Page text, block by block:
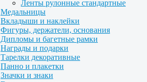
Ленты рулонные стандартные
Медальницы
Вкладыши и наклейки
Фигуры, держатели, основания
Дипломы и багетные рамки
Награды и подарки
Тарелки декоративные
Панно и плакетки
Значки и знаки